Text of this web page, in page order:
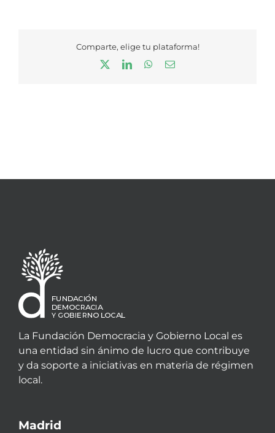
Comparte, elige tu plataforma!
LinkedInWhatsApp
Correo
La Fundación Democracia y Gobierno Local es
una entidad sin ánimo de lucro que contribuye
y da soporte a iniciativas en materia de régimen
local.
Madrid